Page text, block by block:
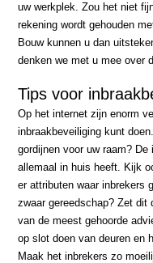
uw werkplek. Zou het niet
rekening wordt gehouden
Bouw kunnen u dan
denken we met u mee over
Tips voor
Op het internet zijn enorm
inbraakbeveiliging kunt
gordijnen voor uw raam?
allemaal in huis heeft. Kijk
er attributen waar inbrekers
zwaar gereedschap? Zet
van de meest gehoorde
op slot doen van deuren en
Maak het inbrekers zo